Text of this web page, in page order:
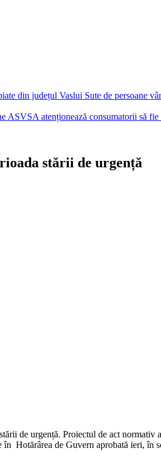
Sute de persoane
ASVSA atenționează consumatorii să
stării de urgență
de urgență. Proiectul de act normativ
Hotărârea de Guvern aprobată ieri, în